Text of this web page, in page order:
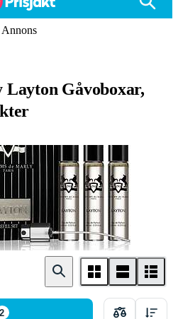
Annons
Gåvoboxar,
Unisex
2